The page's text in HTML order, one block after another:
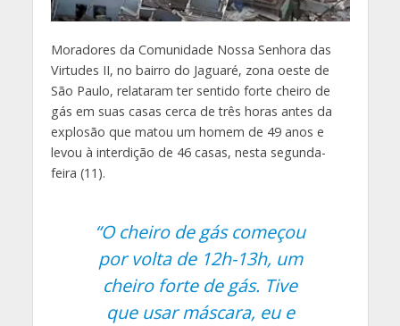
Moradores da Comunidade Nossa Senhora das
Virtudes II, no bairro do Jaguaré, zona oeste de
São Paulo, relataram ter sentido forte cheiro de
gás em suas casas cerca de três horas antes da
explosão que matou um homem de 49 anos e
levou à interdição de 46 casas, nesta segunda-
feira (11).
“O cheiro de gás começou
por volta de 12h-13h, um
cheiro forte de gás. Tive
que usar máscara, eu e